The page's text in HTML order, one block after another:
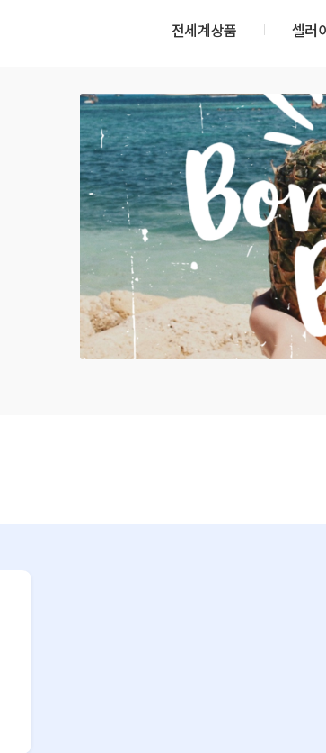
전세계상품 셀러